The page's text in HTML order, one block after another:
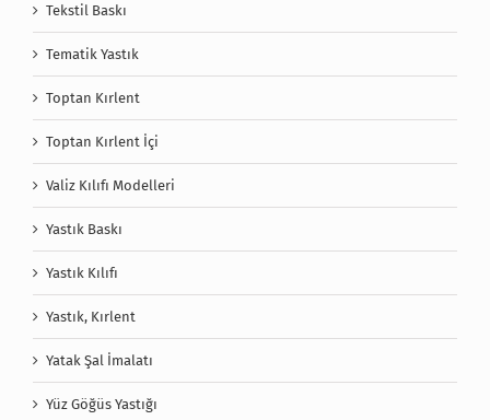
Tekstil Baskı
Tematik Yastık
Toptan Kırlent
Toptan Kırlent İçi
Valiz Kılıfı Modelleri
Yastık Baskı
Yastık Kılıfı
Yastık, Kırlent
Yatak Şal İmalatı
Yüz Göğüs Yastığı